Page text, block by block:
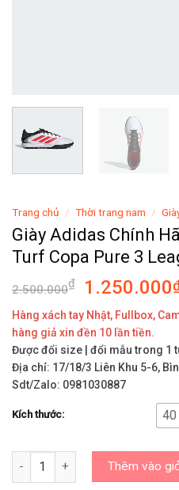
Trang chủ / Thời trang nam /
Giày Adidas Chính
Turf Copa Pure 3
2.500.000₫ 1.250.000
Hàng xách tay Nhật, Fullbox,
hàng giả xin đền 10 lần tiền.
Được đổi size | đổi mẫu trong 1
Địa chỉ: 17/18/3 Liên Khu 5-6,
Sdt/Zalo: 0981030887
Kích thước: 40
Giày Adidas Chính Hãng -
Thêm vào